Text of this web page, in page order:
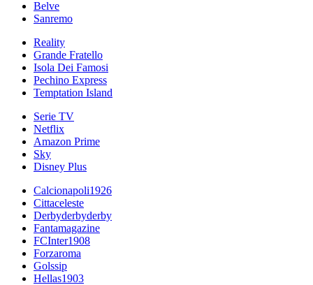
Belve
Sanremo
Reality
Grande Fratello
Isola Dei Famosi
Pechino Express
Temptation Island
Serie TV
Netflix
Amazon Prime
Sky
Disney Plus
Calcionapoli1926
Cittaceleste
Derbyderbyderby
Fantamagazine
FCInter1908
Forzaroma
Golssip
Hellas1903